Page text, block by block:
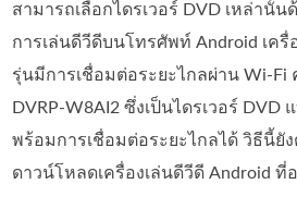
สามารถเลือกไดรเวอร์ DVD เหล่านั้
การเล่นดีวีดีบนโทรศัพท์ Android เครื่
รุ่นมีการเชื่อมต่อระยะไกลผ่าน Wi-
DVRP-W8AI2 ซึ่งเป็นไดรเวอร์
พร้อมการเชื่อมต่อระยะไกลได้ วิธีนี้ยั
ดาวน์โหลดเครื่องเล่นดีวีดี Android ที่